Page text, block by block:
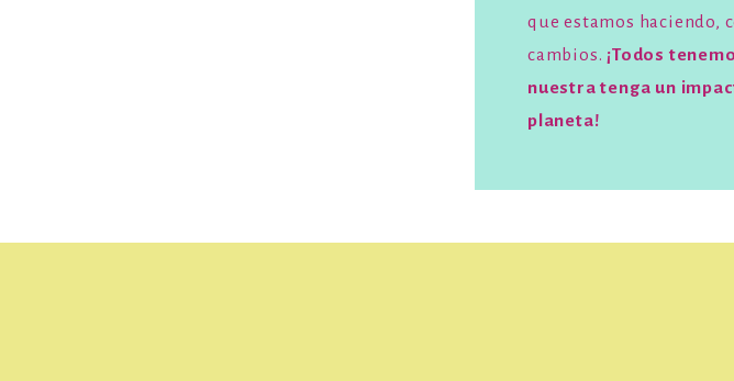
que estamos haciendo,
cambios. ¡Todos
nuestra tenga un
planeta!